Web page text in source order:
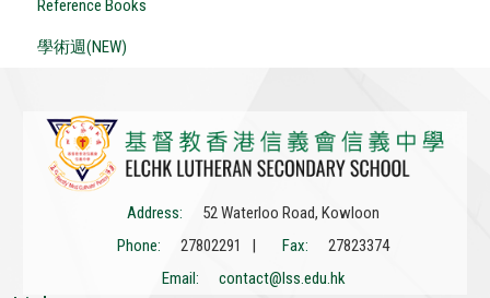
Reference Books
學術週(NEW)
Address:
52 Waterloo Road, Kowloon
Phone:
27802291 | Fax:
27823374
Email:
contact@lss.edu.hk